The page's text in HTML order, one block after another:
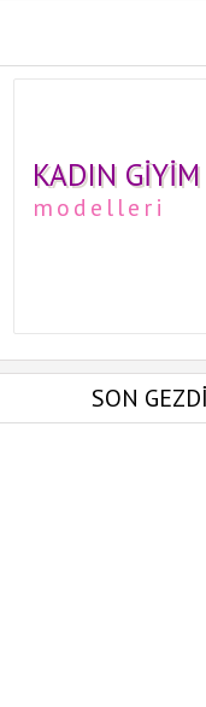
KADIN GIYIM
modelleri
SON